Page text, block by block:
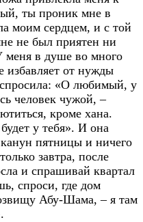
ты проник мне в
моим сердцем, и с той
не был приятен ни
в душе во много
избавляет от нужды
спросила: «О любимый, у
человек чужой, –
кроме хана.
у тебя». И она
пятницы и ничего
завтра, после
и спрашивай квартал
спроси, где дом
Абу-Шама, – я там